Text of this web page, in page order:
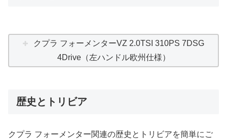
クプラ フォーメンターVZ 2.0TSI 310PS 7DSG
4Drive（左ハンドル欧州仕様）
歴史とトリビア
クプラ フォーメンター関連の歴史とトリビアを簡単にご